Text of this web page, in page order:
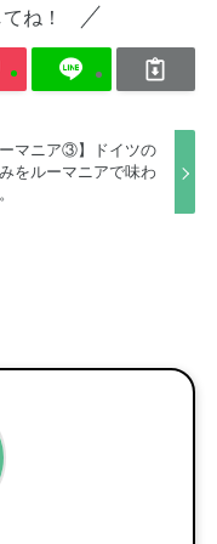
ね！
ーマニア③】ドイツの
をルーマニアで味わ